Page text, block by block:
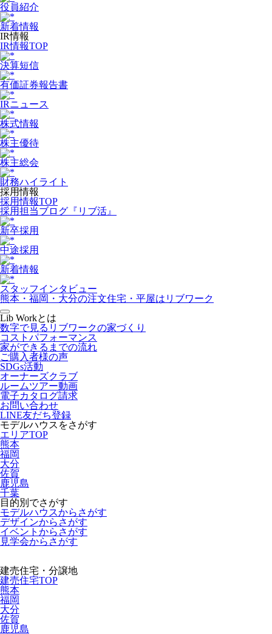
役員紹介
新着情報
IR情報
IR情報TOP
決算短信
有価証券報告書
IRニュース
株式情報
株主優待
株主総会
財務ハイライト
採用情報
採用情報TOP
採用担当ブログ『リブ活』
新卒採用
中途採用
新着情報
スタッフインタビュー
熊本・福岡・大分の注文住宅・平屋はリブワーク
Lib Workとは
数字で見るリブワークの家づくり
コストパフォーマンス
家ができるまでの流れ
ご購入者様の声
SDGs活動
オーナーズクラブ
ルームツアー動画
電子カタログ請求
お問い合わせ
LINE友だち登録
モデルハウスをさがす
エリアTOP
熊本
福岡
大分
佐賀
鹿児島
千葉
目的別でさがす
モデルハウスからさがす
デザインからさがす
イベントからさがす
見学会からさがす
建売住宅・分譲地
建売住宅TOP
熊本
福岡
大分
佐賀
鹿児島